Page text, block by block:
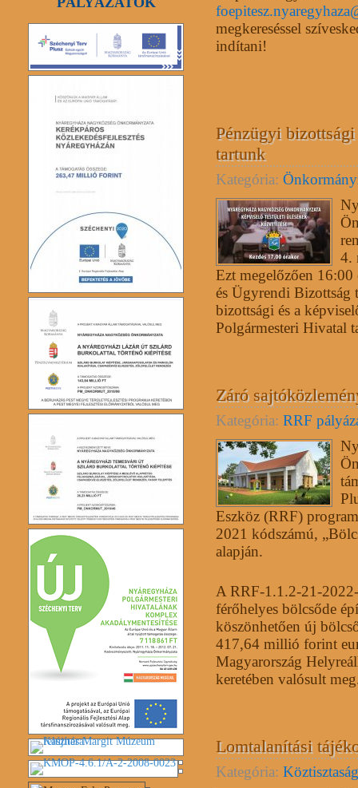
megkereséssel
indítani!
Pénzügyi
tartunk
Kategória:
4.
Ezt megelőzően 16:00
és Ügyrendi Bizottság
bizottsági és a
Polgármesteri Hivatal
Záró
Kategória: RRF
Eszköz (RRF)
2021 kódszámú,
alapján.
A RRF-1.1.2-21-
férőhelyes bölcsőde
köszönhetően új
417,64 millió forint
Magyarország
keretében valósult
Lomtalanítási
Kategória: Köztisztaság